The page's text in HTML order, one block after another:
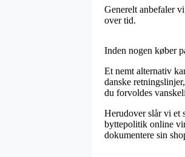
Generelt anbefaler
over tid.
Inden nogen køber
Et nemt alternativ
danske
du forvoldes
Herudover slår vi et
byttepolitik online
dokumentere sin